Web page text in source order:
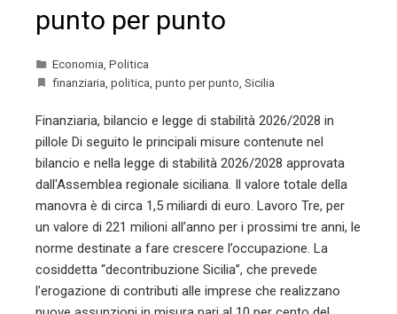
punto per punto
Economia Politica
finanziaria politica punto per punto Sicilia
Finanziaria, bilancio e legge di stabilità 2026/2028 in
pillole Di seguito le principali misure contenute nel
bilancio e nella legge di stabilità 2026/2028 approvata
dall'Assemblea regionale siciliana. Il valore totale della
manovra è di circa 1,5 miliardi di euro. Lavoro Tre, per
un valore di 221 milioni all’anno per i prossimi tre anni, le
norme destinate a fare crescere l’occupazione. La
cosiddetta “decontribuzione Sicilia”, che prevede
l’erogazione di contributi alle imprese che realizzano